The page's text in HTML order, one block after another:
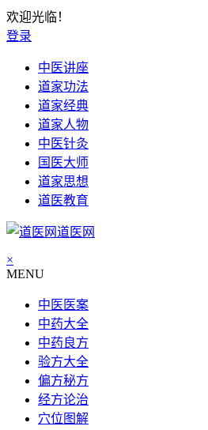
欢迎光临！
登录
中医讲座
道家功法
道家经典
道家人物
中医针灸
国医大师
道家思想
道医教育
道医网
×
MENU
中医医案
中药大全
中药良方
验方大全
偏方秘方
经方论治
穴位图解